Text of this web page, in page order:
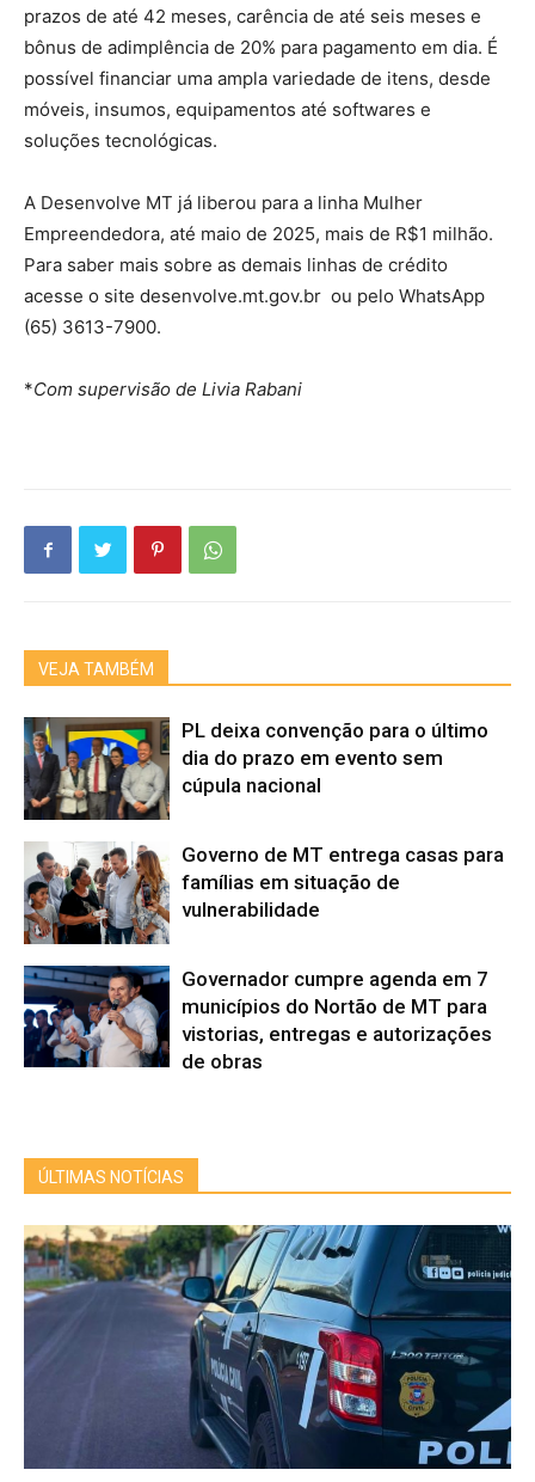
prazos de até 42 meses, carência de até seis meses e
bônus de adimplência de 20% para pagamento em dia. É
possível financiar uma ampla variedade de itens, desde
móveis, insumos, equipamentos até softwares e
soluções tecnológicas.
A Desenvolve MT já liberou para a linha Mulher
Empreendedora, até maio de 2025, mais de R$1 milhão.
Para saber mais sobre as demais linhas de crédito
acesse o site desenvolve.mt.gov.br ou pelo WhatsApp
(65) 3613-7900.
*Com supervisão de Livia Rabani
VEJA TAMBÉM
PL deixa convenção para o último
dia do prazo em evento sem
cúpula nacional
Governo de MT entrega casas para
famílias em situação de
vulnerabilidade
Governador cumpre agenda em 7
municípios do Nortão de MT para
vistorias, entregas e autorizações
de obras
ÚLTIMAS NOTÍCIAS